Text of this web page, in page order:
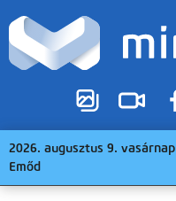
2026. augusztus 9. vasárnap |
Emőd